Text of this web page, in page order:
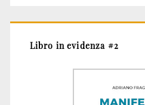
Libro in evidenza #2